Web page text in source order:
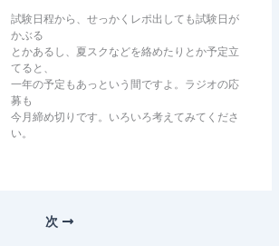
試験日程から、せっかくレポ出しても試験日が
かぶる
とかあるし、夏スクなどを絡めたりとか予定立
てると、
一年の予定もあっという間ですよ。ラジオの応
募も
今月締め切りです。いろいろ考えてみてくださ
い。
次